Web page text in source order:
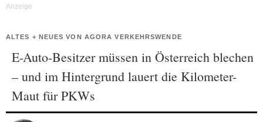
ALTES + NEUES VON AGORA VERKEHRSWENDE
E-Auto-Besitzer müssen in Österreich blechen
– und im Hintergrund lauert die Kilometer-
Maut für PKWs